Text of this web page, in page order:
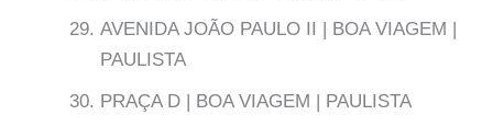
AVENIDA JOÃO PAULO II | BOA VIAGEM |
PAULISTA
PRAÇA D | BOA VIAGEM | PAULISTA